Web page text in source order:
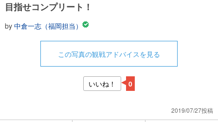
目指せコンプリート！
by 中倉一志（福岡担当）
この写真の観戦アドバイスを見る
いいね！ 0
2019/07/27投稿